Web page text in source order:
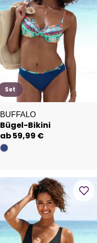
Set
BUFFALO
Bügel-Bikini
ab 59,99 €